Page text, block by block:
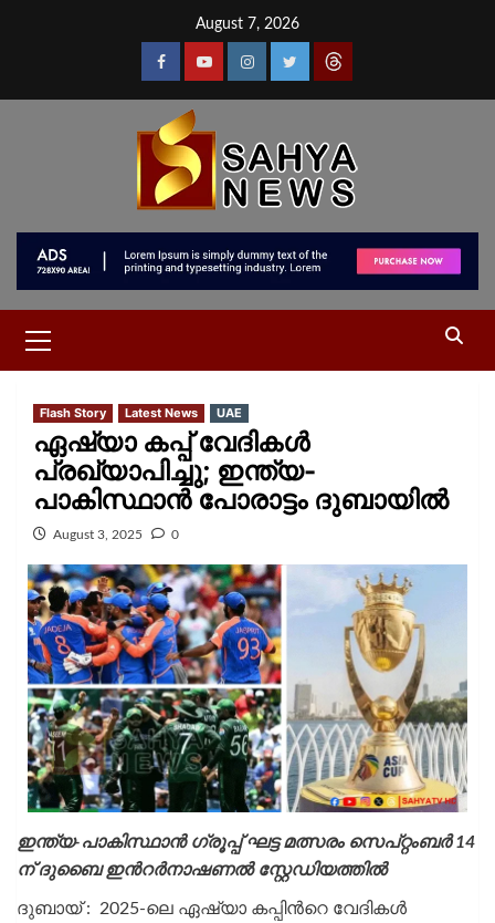
August 7, 2026
Flash Story Latest News UAE
ഏഷ്യാ കപ്പ് വേദികൾ
പ്രഖ്യാപിച്ചു; ഇന്ത്യ-
പാകിസ്ഥാന്‍ പോരാട്ടം ദുബായിൽ
August 3, 2025 0
ഇന്ത്യ-പാകിസ്ഥാൻ ഗ്രൂപ്പ് ഘട്ട മത്സരം സെപ്റ്റംബർ 14
ന് ദുബൈ ഇന്‍റര്‍നാഷണൽ സ്റ്റേഡിയത്തിൽ
ദുബായ് : 2025-ലെ ഏഷ്യാ കപ്പിന്‍റെ വേദികൾ